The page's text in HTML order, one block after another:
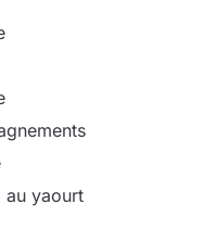
au yaourt